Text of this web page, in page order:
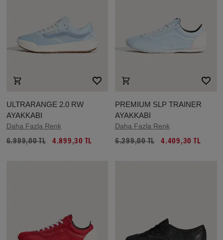
ULTRARANGE 2.0 RW
AYAKKABI
Daha Fazla Renk
6.999,00 TL 4.899,30 TL
PREMIUM SLP TRAINER
AYAKKABI
Daha Fazla Renk
6.299,00 TL 4.409,30 TL